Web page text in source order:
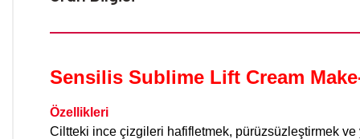
Sensilis Sublime Lift Cream
Özellikleri
Ciltteki ince çizgileri hafifletmek, pürüzsüzleştirmek ve